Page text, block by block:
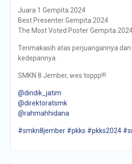
Juara 1 Gempita 2024
Best Presenter Gempita 2024
The Most Voted Poster Gempita
Terimakasih atas perjuangannya
kedepannya.
SMKN 8 Jember, wes toppp!!!
@dindik_jatim
@direktoratsmk
@rahmahhidana
#smkn8jember #pkks #pkks2024